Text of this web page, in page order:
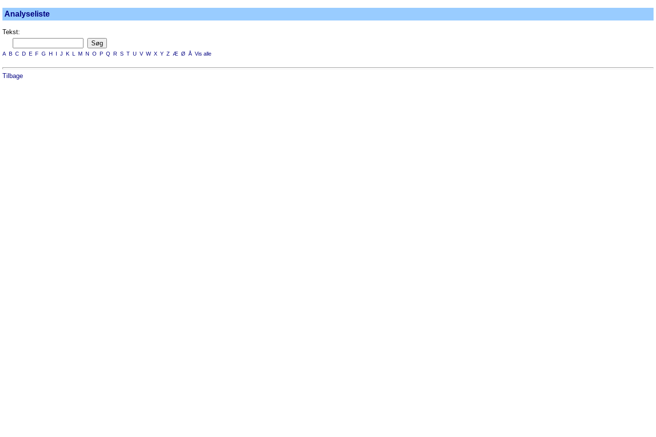
Analyseliste
Tekst:
A B C D E F G H I J K L M N O P Q R S T U V W X Y Z Æ Ø Å Vis alle
Tilbage